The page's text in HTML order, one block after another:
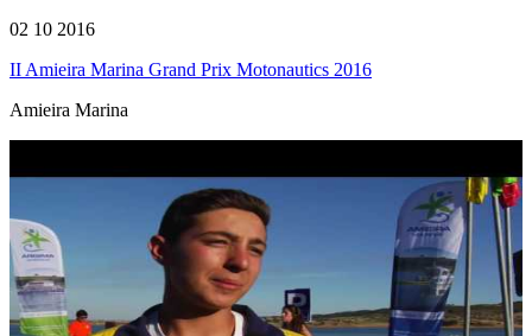
02 10 2016
II Amieira Marina Grand Prix Motonautics 2016
Amieira Marina